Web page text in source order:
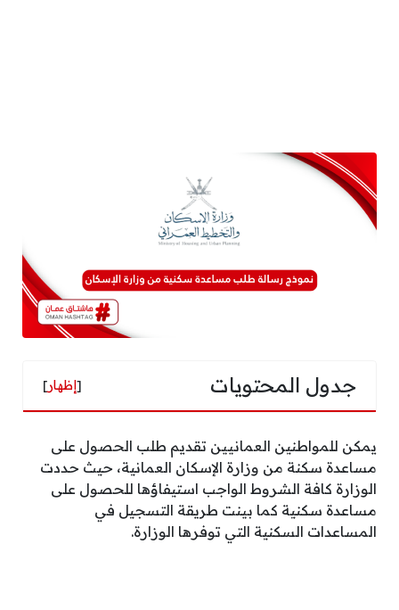
جدول المحتويات [إظهار]
يمكن للمواطنين العمانيين تقديم طلب الحصول على
مساعدة سكنة من وزارة الإسكان العمانية، حيث حددت
الوزارة كافة الشروط الواجب استيفاؤها للحصول على
مساعدة سكنية كما بينت طريقة التسجيل في
المساعدات السكنية التي توفرها الوزارة.